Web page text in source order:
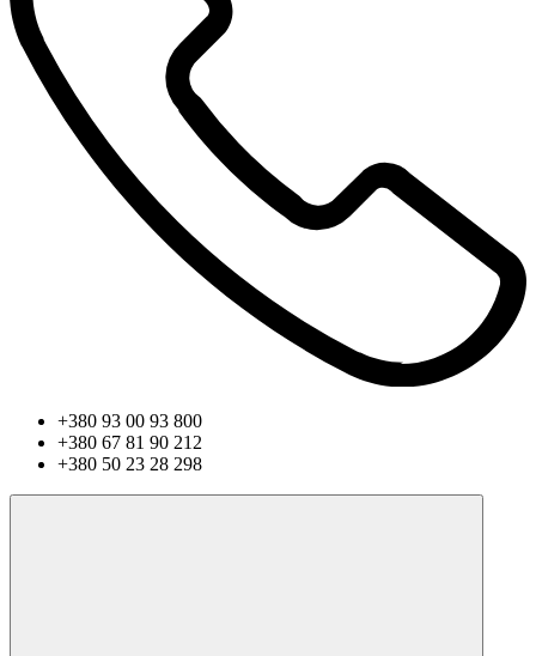
+380 93 00 93 800
+380 67 81 90 212
+380 50 23 28 298